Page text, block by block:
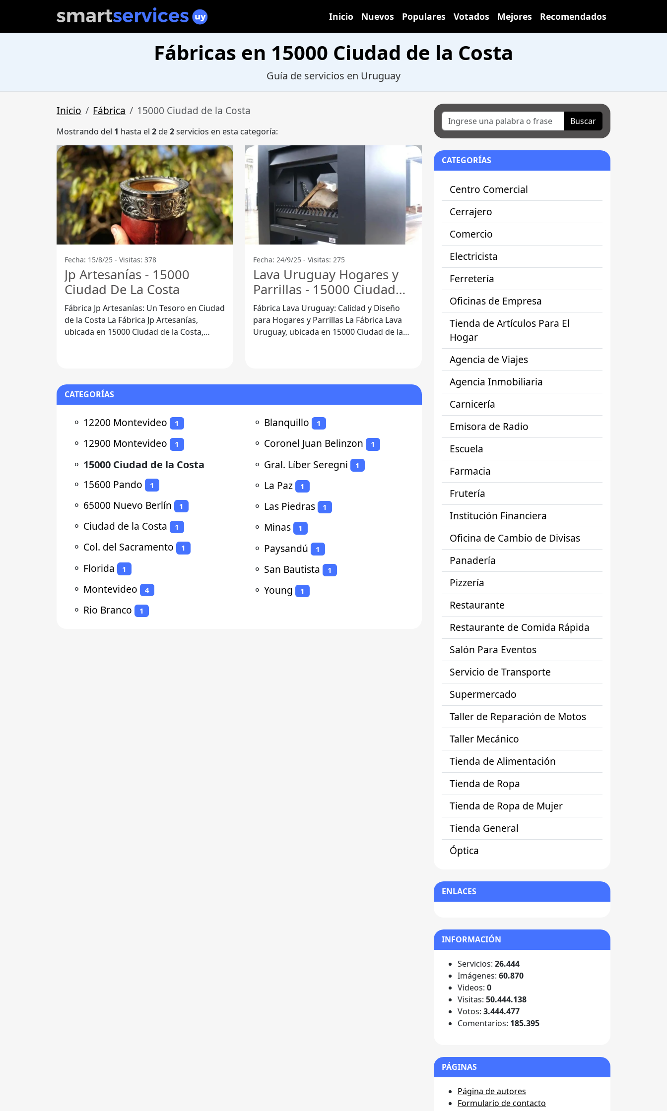
Inicio Nuevos Populares Votados Mejores Recomendados
Fábricas en 15000 Ciudad de la Costa
Guía de servicios en Uruguay
Inicio Fábrica 15000 Ciudad de la Costa
Mostrando del 1 hasta el 2de2servicios en esta categoría:
Fecha: 15/8/25 - Visitas: 378
Jp Artesanías - 15000
Ciudad De La Costa
Fábrica Jp Artesanías: Un Tesoro en Ciudad
de la Costa La Fábrica Jp Artesanías,
ubicada en 15000 Ciudad de la Costa,
Fecha: 24/9/25 - Visitas: 275
Lava Uruguay Hogares y
Parrillas - 15000 Ciudad
De La Costa
Fábrica Lava Uruguay: Calidad y Diseño
para Hogares y Parrillas La Fábrica Lava
Uruguay, ubicada en 15000 Ciudad de la
CATEGORÍAS
⚬ 12200 Montevideo 1
⚬ 12900 Montevideo 1
⚬ 15000 Ciudad de la Costa
⚬ 15600 Pando 1
⚬ 65000 Nuevo Berlín 1
⚬ Ciudad de la Costa 1
⚬ Col. del Sacramento 1
⚬ Florida 1
⚬ Montevideo 4
⚬ Rio Branco 1
⚬ Blanquillo 1
⚬ Coronel Juan Belinzon 1
⚬ Gral. Líber Seregni 1
⚬ La Paz 1
⚬ Las Piedras 1
⚬ Minas 1
⚬ Paysandú 1
⚬ San Bautista 1
⚬ Young 1
Buscar
CATEGORÍAS
Centro Comercial
Cerrajero
Comercio
Electricista
Ferretería
Oficinas de Empresa
Tienda de Artículos Para El
Hogar
Agencia de Viajes
Agencia Inmobiliaria
Carnicería
Emisora de Radio
Escuela
Farmacia
Frutería
Institución Financiera
Oficina de Cambio de Divisas
Panadería
Pizzería
Restaurante
Restaurante de Comida Rápida
Salón Para Eventos
Servicio de Transporte
Supermercado
Taller de Reparación de Motos
Taller Mecánico
Tienda de Alimentación
Tienda de Ropa
Tienda de Ropa de Mujer
Tienda General
Óptica
ENLACES
INFORMACIÓN
Servicios: 26.444
Imágenes: 60.870
Videos: 0
Visitas: 50.444.138
Votos: 3.444.477
Comentarios: 185.395
PÁGINAS
Página de autores
Formulario de contacto